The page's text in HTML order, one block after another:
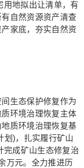
用地拟出让清单，有
自然资源资产清查
家底，夯实自然资
生态保护修复作为
环境治理恢复主体
质环境治理恢复基
划)，扎实履行矿山
完成矿山生态修复治
万元。全力推进历